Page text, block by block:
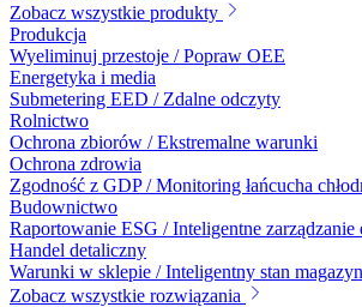
Zobacz wszystkie produkty
Produkcja
Wyeliminuj przestoje / Popraw OEE
Energetyka i media
Submetering EED / Zdalne odczyty
Rolnictwo
Ochrona zbiorów / Ekstremalne warunki
Ochrona zdrowia
Zgodność z GDP / Monitoring łańcucha
Budownictwo
Raportowanie ESG / Inteligentne zarządzanie
Handel detaliczny
Warunki w sklepie / Inteligentny stan
Zobacz wszystkie rozwiązania